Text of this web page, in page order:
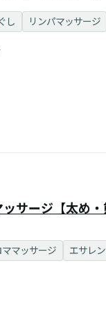
し リンパマッサージ
サージ【太め
ママッサージ エサレ